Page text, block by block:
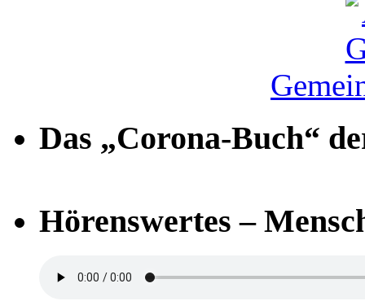
Das „Corona-Buch“
Hörenswertes –